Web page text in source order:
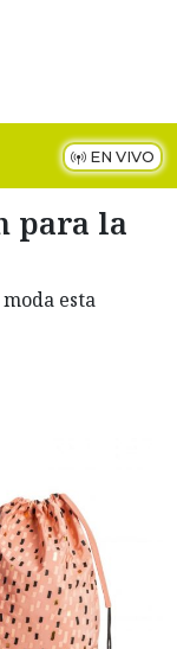
EN VIVO
para la
esta